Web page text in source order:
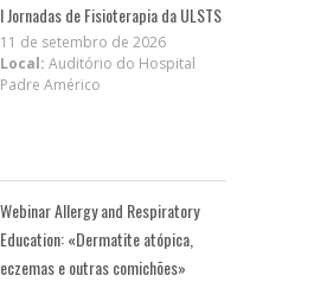
I Jornadas de Fisioterapia da ULSTS
11 de setembro de 2026
Local: Auditório do Hospital
Padre Américo
Webinar Allergy and Respiratory
Education: «Dermatite atópica,
eczemas e outras comichões»